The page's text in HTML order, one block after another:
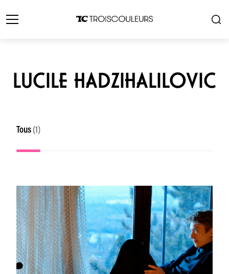
LUCILE HADZIHALILOVIC
Tous (1)